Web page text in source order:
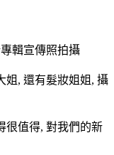
輯宣傳照拍攝
姐, 還有髮妝姐姐, 攝
很值得, 對我們的新